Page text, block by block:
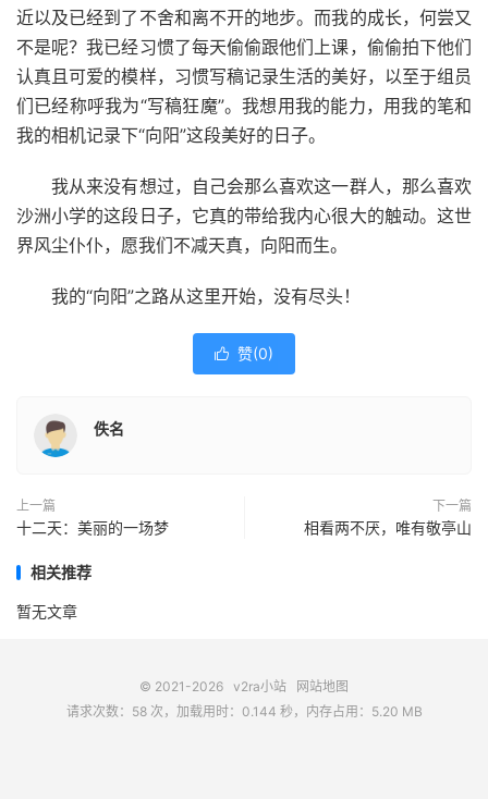
近以及已经到了不舍和离不开的地步。而我的成长，何尝又
不是呢？我已经习惯了每天偷偷跟他们上课，偷偷拍下他们
认真且可爱的模样，习惯写稿记录生活的美好，以至于组员
们已经称呼我为“写稿狂魔”。我想用我的能力，用我的笔和
我的相机记录下“向阳”这段美好的日子。
我从来没有想过，自己会那么喜欢这一群人，那么喜欢
沙洲小学的这段日子，它真的带给我内心很大的触动。这世
界风尘仆仆，愿我们不减天真，向阳而生。
我的“向阳”之路从这里开始，没有尽头！
 赞(0)
佚名
上一篇
十二天：美丽的一场梦
下一篇
相看两不厌，唯有敬亭山
相关推荐
暂无文章
© 2021-2026 v2ra小站
网站地图
请求次数：58 次，加载用时：0.144 秒，内存占用：5.20 MB